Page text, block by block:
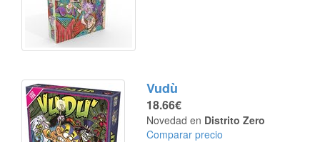
Vudù
18.66€
Novedad en Distrito Zero
Comparar precio